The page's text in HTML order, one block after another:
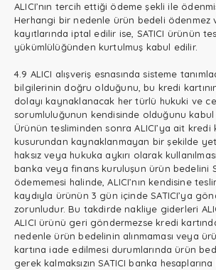
ALICI’nın tercih ettiği ödeme şekli ile
Herhangi bir nedenle ürün bedeli ödenmez
kayıtlarında iptal edilir ise, SATICI ürünün
yükümlülüğünden kurtulmuş kabul edilir.
4.9 ALICI alışveriş esnasında sisteme
bilgilerinin doğru olduğunu, bu kredi
dolayı kaynaklanacak her türlü hukuki ve
sorumluluğunun kendisinde olduğunu
Ürünün tesliminden sonra ALICI’ya ait kredi
kusurundan kaynaklanmayan bir şekilde
haksız veya hukuka aykırı olarak
banka veya finans kuruluşun ürün bedelini
ödememesi halinde, ALICI’nın kendisine
kaydıyla ürünün 3 gün içinde SATICI’ya
zorunludur. Bu takdirde nakliye giderleri
ALICI ürünü geri göndermezse kredi
nedenle ürün bedelinin alınmaması veya
kartına iade edilmesi durumlarında ürün
gerek kalmaksızın SATICI banka